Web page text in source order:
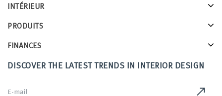
INTÉRIEUR
PRODUITS
FINANCES
DISCOVER THE LATEST TRENDS IN INTERIOR DESIGN